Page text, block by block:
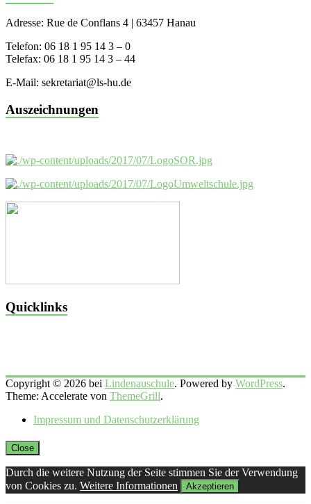
Adresse: Rue de Conflans 4 | 63457 Hanau
Telefon: 06 18 1 95 14 3 – 0
Telefax: 06 18 1 95 14 3 – 44
E-Mail: sekretariat@ls-hu.de
Auszeichnungen
Quicklinks
Copyright © 2026 bei Lindenauschule. Powered by WordPress.
Theme: Accelerate von ThemeGrill.
Impressum und Datenschutzerklärung
Close
Durch die weitere Nutzung der Seite stimmen Sie der Verwendung
von Cookies zu. Weitere Informationen Akzeptieren